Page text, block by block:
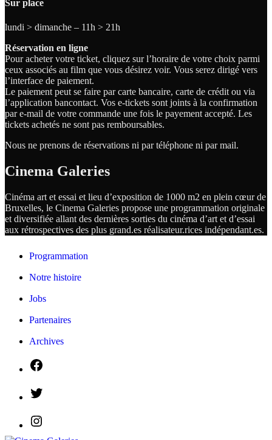
Sur place
lundi > dimanche – 11h > 21h
Réservation en ligne
Pour acheter votre ticket, cliquez sur l’horaire de votre choix parmi
ceux associés au film que vous désirez voir. Vous serez dirigé vers
l’interface de paiement.
Le paiement peut se faire par carte bancaire, carte de crédit ou via
l’application bancontact. Vos e-tickets sont joints à la confirmation
par e-mail de votre commande une fois le payement accepté. Les
tickets achetés ne sont pas remboursables.
Nous ne prenons de réservations ni par téléphone ni par mail.
Cinema Galeries
Cinéma art et essai et lieu d’exposition de 1000 m2 en plein cœur de
Bruxelles, le Cinema Galeries propose une programmation originale
et diversifiée allant des dernières sorties du cinéma d’art et d’essai
aux rétrospectives des plus grand.es réalisateur.rices indépendant.es.
Programmation
Notre histoire
Jobs
Partenaires
Archives